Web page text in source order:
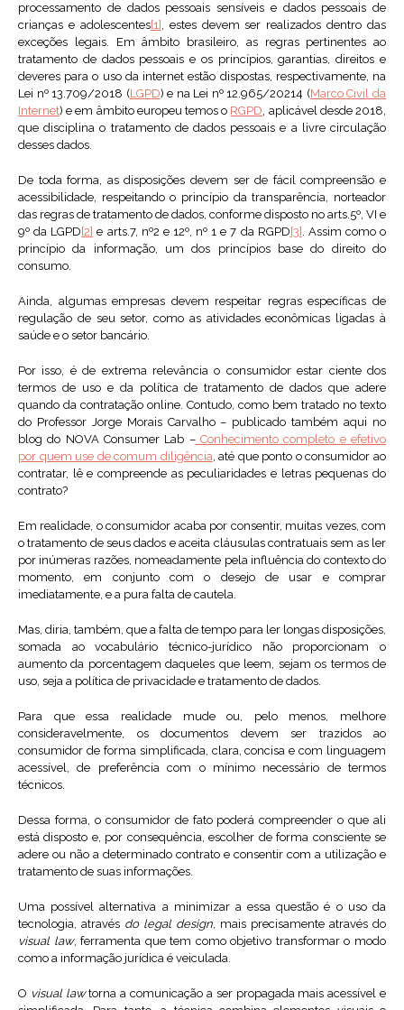
processamento de dados pessoais sensíveis e dados pessoais de
crianças e adolescentes[1] , estes devem ser realizados dentro das
exceções legais. Em âmbito brasileiro, as regras pertinentes ao
tratamento de dados pessoais e os princípios, garantias, direitos e
deveres para o uso da internet estão dispostas, respectivamente, na
Lei nº 13.709/2018 (LGPD) e na Lei nº 12.965/20214 (Marco Civil da
Internet) e em âmbito europeu temos o RGPD, aplicável desde 2018,
que disciplina o tratamento de dados pessoais e a livre circulação
desses dados.
De toda forma, as disposições devem ser de fácil compreensão e
acessibilidade, respeitando o princípio da transparência, norteador
das regras de tratamento de dados, conforme disposto no arts.5º, VI e
9º da LGPD [2] e arts.7, nº2 e 12º, nº 1 e 7 da RGPD [3] . Assim como o
princípio da informação, um dos princípios base do direito do
consumo.
Ainda, algumas empresas devem respeitar regras específicas de
regulação de seu setor, como as atividades econômicas ligadas à
saúde e o setor bancário.
Por isso, é de extrema relevância o consumidor estar ciente dos
termos de uso e da política de tratamento de dados que adere
quando da contratação online. Contudo, como bem tratado no texto
do Professor Jorge Morais Carvalho – publicado também aqui no
blog do NOVA Consumer Lab –Conhecimento completo e efetivo
por quem use de comum diligência, até que ponto o consumidor ao
contratar, lê e compreende as peculiaridades e letras pequenas do
contrato?
Em realidade, o consumidor acaba por consentir, muitas vezes, com
o tratamento de seus dados e aceita cláusulas contratuais sem as ler
por inúmeras razões, nomeadamente pela influência do contexto do
momento, em conjunto com o desejo de usar e comprar
imediatamente, e a pura falta de cautela.
Mas, diria, também, que a falta de tempo para ler longas disposições,
somada ao vocabulário técnico-jurídico não proporcionam o
aumento da porcentagem daqueles que leem, sejam os termos de
uso, seja a política de privacidade e tratamento de dados.
Para que essa realidade mude ou, pelo menos, melhore
consideravelmente, os documentos devem ser trazidos ao
consumidor de forma simplificada, clara, concisa e com linguagem
acessível, de preferência com o mínimo necessário de termos
técnicos.
Dessa forma, o consumidor de fato poderá compreender o que ali
está disposto e, por consequência, escolher de forma consciente se
adere ou não a determinado contrato e consentir com a utilização e
tratamento de suas informações.
Uma possível alternativa a minimizar a essa questão é o uso da
tecnologia, através do legal design, mais precisamente através do
visual law, ferramenta que tem como objetivo transformar o modo
como a informação jurídica é veiculada.
O visual lawtorna a comunicação a ser propagada mais acessível e